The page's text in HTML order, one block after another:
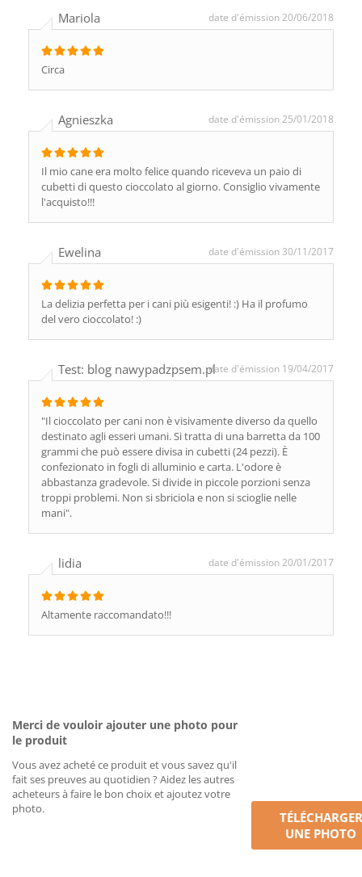
Mariola date d'émission 20/06/2018
Circa
Agnieszka date d'émission 25/01/2018
Il mio cane era molto felice quando riceveva un paio di
cubetti di questo cioccolato al giorno. Consiglio vivamente
l'acquisto!!!
Ewelina date d'émission 30/11/2017
La delizia perfetta per i cani più esigenti! :) Ha il profumo
del vero cioccolato! :)
Test: blog nawypadzpsem.pldate d'émission 19/04/2017
"Il cioccolato per cani non è visivamente diverso da quello
destinato agli esseri umani. Si tratta di una barretta da 100
grammi che può essere divisa in cubetti (24 pezzi). È
confezionato in fogli di alluminio e carta. L'odore è
abbastanza gradevole. Si divide in piccole porzioni senza
troppi problemi. Non si sbriciola e non si scioglie nelle
mani".
lidia date d'émission 20/01/2017
Altamente raccomandato!!!
Merci de vouloir ajouter une photo pour
le produit
Vous avez acheté ce produit et vous savez qu'il
fait ses preuves au quotidien ? Aidez les autres
acheteurs à faire le bon choix et ajoutez votre
photo.
TÉLÉCHARGER
UNE PHOTO